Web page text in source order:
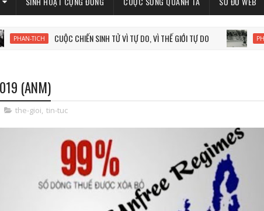
CUỘC CHIẾN SINH TỬ VÌ TỰ DO, VÌ THẾ GIỚI TỰ DO PHAN-TICH
(ANM)
the-gioi, tin-tuc